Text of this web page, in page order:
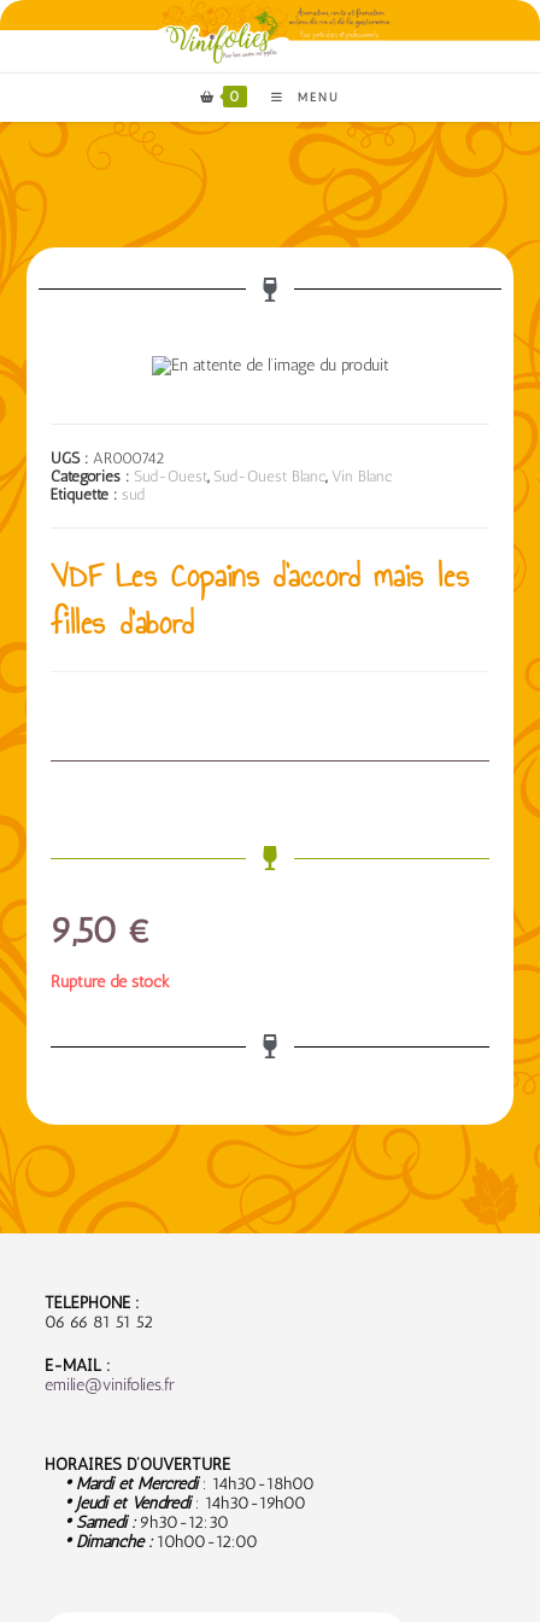
0 MENU
UGS :AR000742
Catégories : Sud-Ouest, Sud-Ouest Blanc, Vin Blanc
Étiquette :sud
VDF Les Copains d’accord mais les
filles d’abord
9,50 €
Rupture de stock
TÉLÉPHONE :
06 66 81 51 52
E-MAIL :
emilie@vinifolies.fr
HORAIRES D’OUVERTURE
• Mardi et Mercredi: 14h30-18h00
• Jeudi et Vendredi: 14h30-19h00
• Samedi :9h30-12:30
• Dimanche :10h00-12:00